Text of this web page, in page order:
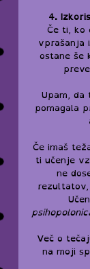
4.
Če ti, ko
vprašanja
ostane še
Upam, da
pomagala
Če imaš
ti učenje
ne
Več o
na moji